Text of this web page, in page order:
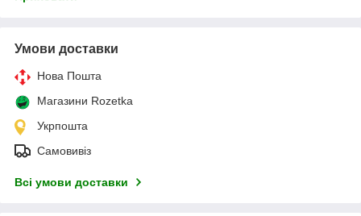
Умови доставки
Нова Пошта
Магазини Rozetka
Укрпошта
Самовивіз
Всі умови доставки